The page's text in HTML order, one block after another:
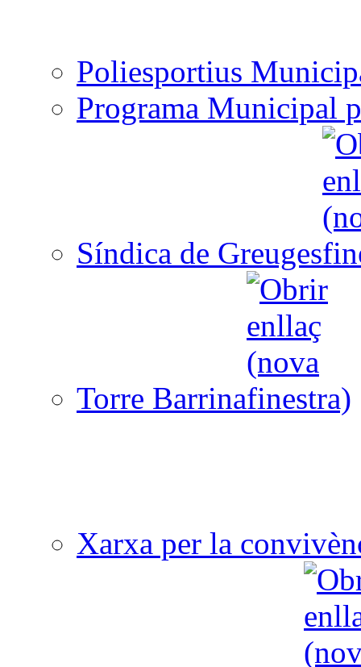
Poliesportius
Programa Municipal
Síndica de Greuges
Torre Barrina
Xarxa per la